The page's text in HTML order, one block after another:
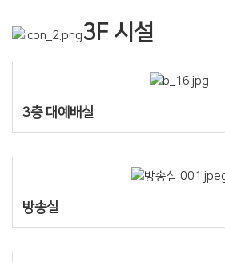
3F 시설
3층 대예배실
방송실